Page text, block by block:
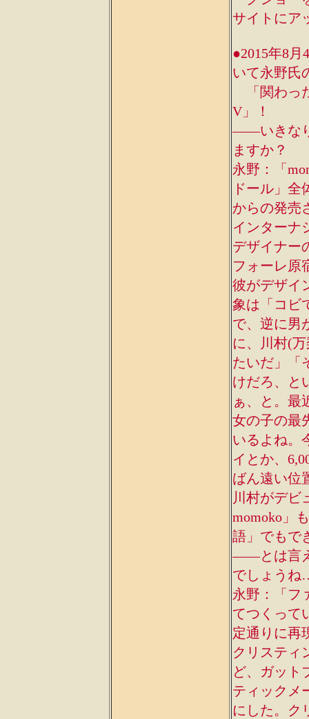
サイトにア
●2015年8月
いて永野氏
「関わっ
V」！
――いきなり
ますか？
永野：「
ドール」
からの発売
インターナ
デザイナー
フォーレ原
彼がデザイ
象は「コビ
で、逆に男
に、川村(
たいだ」「
けだろ、と
ぁ、と。最
女の子の最
いるよね。
イとか、
ばん遠い位
川村がデビ
momoko」
語」でもで
――とは言
でしょうね
永野：「フ
てつくって
定通りに再
クリスティ
ど、ガット
ティックメ
にした。ク